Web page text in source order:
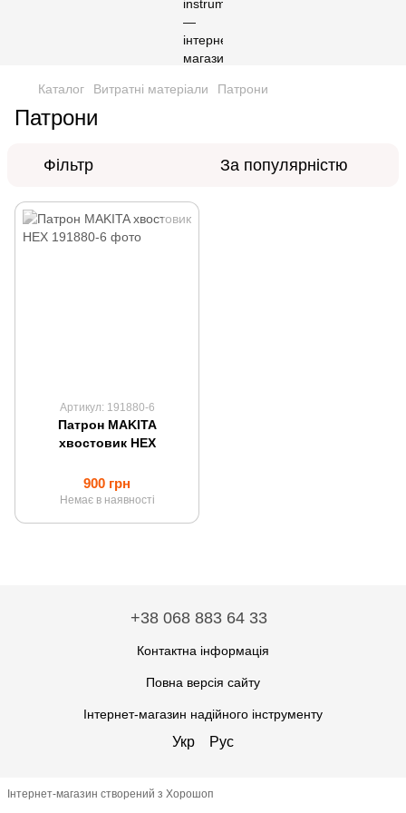
Каталог Витратні матеріали Патрони
Патрони
Фільтр За популярністю
Артикул: 191880-6
Патрон MAKITA
хвостовик HEX
900 грн
Немає в наявності
+38 068 883 64 33
Контактна інформація
Повна версія сайту
Інтернет-магазин надійного інструменту
Укр Рус
Інтернет-магазин створений з Хорошоп